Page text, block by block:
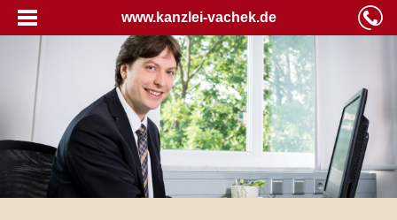
www.kanzlei-vachek.de